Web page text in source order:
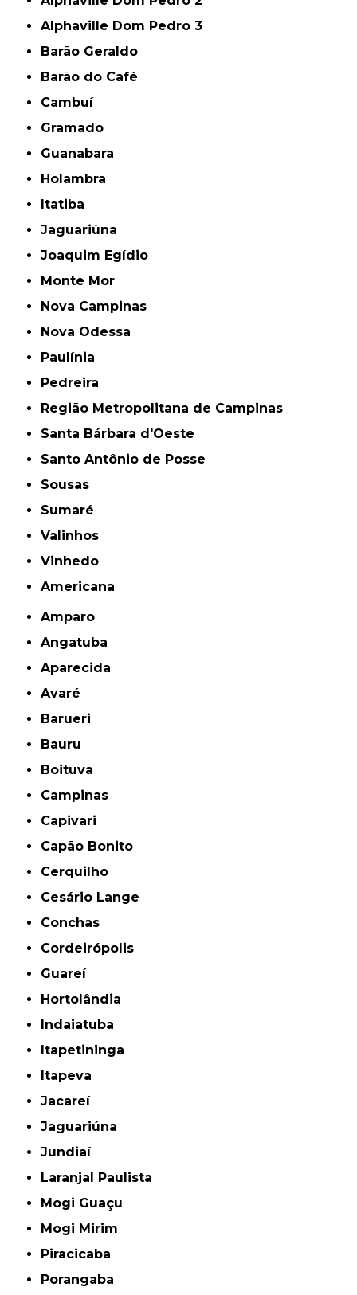
Alphaville Dom Pedro 3
Barão Geraldo
Barão do Café
Cambuí
Gramado
Guanabara
Holambra
Itatiba
Jaguariúna
Joaquim Egídio
Monte Mor
Nova Campinas
Nova Odessa
Paulínia
Pedreira
Região Metropolitana de Campinas
Santa Bárbara d'Oeste
Santo Antônio de Posse
Sousas
Sumaré
Valinhos
Vinhedo
americana
Amparo
Angatuba
Aparecida
Avaré
Barueri
Bauru
Boituva
Campinas
Capivari
Capão Bonito
Cerquilho
Cesário Lange
Conchas
Cordeirópolis
Guareí
Hortolândia
Indaiatuba
Itapetininga
Itapeva
Jacareí
Jaguariúna
Jundiaí
Laranjal Paulista
Mogi Guaçu
Mogi Mirim
Piracicaba
Porangaba